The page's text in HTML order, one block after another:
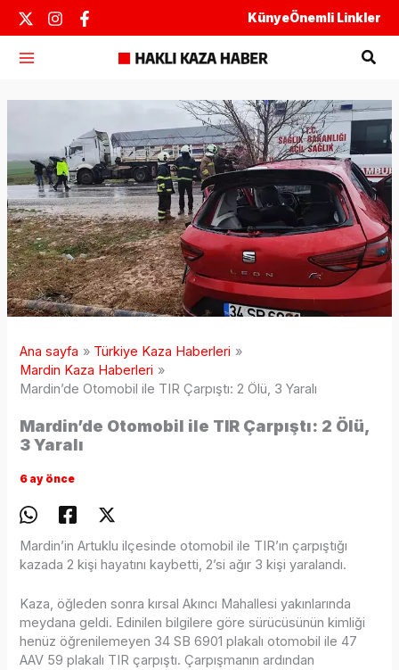
İçeriğe
atla
KünyeÖnemli Linkler
Ana sayfa
Türkiye Kaza Haberleri
Mardin Kaza Haberleri
Mardin’de Otomobil ile TIR Çarpıştı: 2 Ölü, 3 Yaralı
Mardin’de Otomobil ile TIR Çarpıştı: 2 Ölü,
3 Yaralı
6 ay önce
Mardin’in Artuklu ilçesinde otomobil ile TIR’ın çarpıştığı
kazada 2 kişi hayatını kaybetti, 2’si ağır 3 kişi yaralandı.
Kaza, öğleden sonra kırsal Akıncı Mahallesi yakınlarında
meydana geldi. Edinilen bilgilere göre sürücüsünün kimliği
henüz öğrenilemeyen 34 SB 6901 plakalı otomobil ile 47
AAV 59 plakalı TIR çarpıştı. Çarpışmanın ardından